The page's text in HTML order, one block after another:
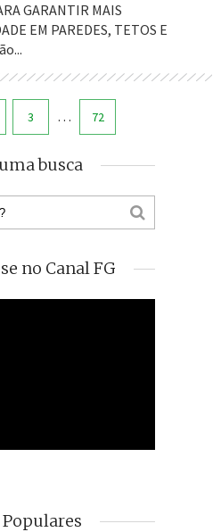
GARANTIR MAIS
EM PAREDES, TETOS E
3 … 72
busca
no Canal FG